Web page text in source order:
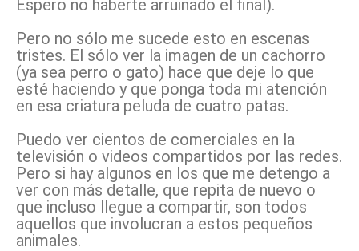
Espero no haberte arruinado el final).
Pero no sólo me sucede esto en escenas
tristes. El sólo ver la imagen de un cachorro
(ya sea perro o gato) hace que deje lo que
esté haciendo y que ponga toda mi atención
en esa criatura peluda de cuatro patas.
Puedo ver cientos de comerciales en la
televisión o videos compartidos por las redes.
Pero si hay algunos en los que me detengo a
ver con más detalle, que repita de nuevo o
que incluso llegue a compartir, son todos
aquellos que involucran a estos pequeños
animales.